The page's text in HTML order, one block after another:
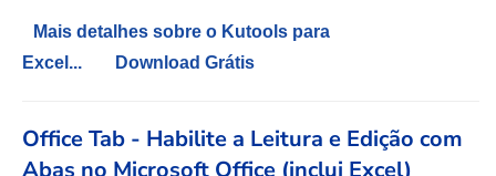
Mais detalhes sobre o Kutools para
Excel...
Download Grátis
Office Tab - Habilite a Leitura e Edição com
Abas no Microsoft Office (inclui Excel)